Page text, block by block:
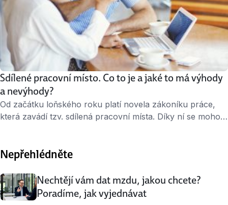
Sdílené pracovní místo. Co to je a jaké to má výhody
a nevýhody?
Od začátku loňského roku platí novela zákoníku práce,
která zavádí tzv. sdílená pracovní místa. Díky ní se mohou
přehled o tom, jak by měla sdílená místa fungovat, i jaké
Nepřehlédněte
Nechtějí vám dat mzdu, jakou chcete?
Poradíme, jak vyjednávat